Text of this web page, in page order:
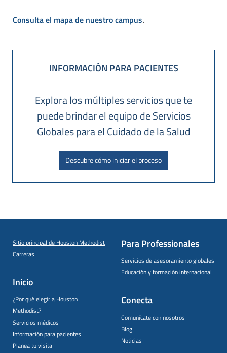
Consulta el mapa de nuestro campus.
INFORMACIÓN PARA PACIENTES
Explora los múltiples servicios que te
puede brindar el equipo de Servicios
Globales para el Cuidado de la Salud
Descubre cómo iniciar el proceso
Sitio principal de Houston Methodist
Carreras
Inicio
¿Por qué elegir a Houston
Methodist?
Servicios médicos
Información para pacientes
Planea tu visita
Para Professionales
Servicios de asesoramiento globales
Educación y formación internacional
Conecta
Comunícate con nosotros
Blog
Noticias